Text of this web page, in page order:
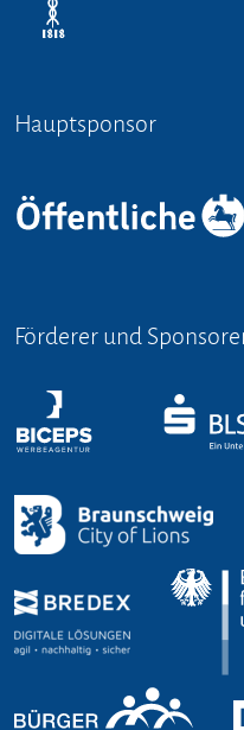
Hauptsponsor
Förderer und